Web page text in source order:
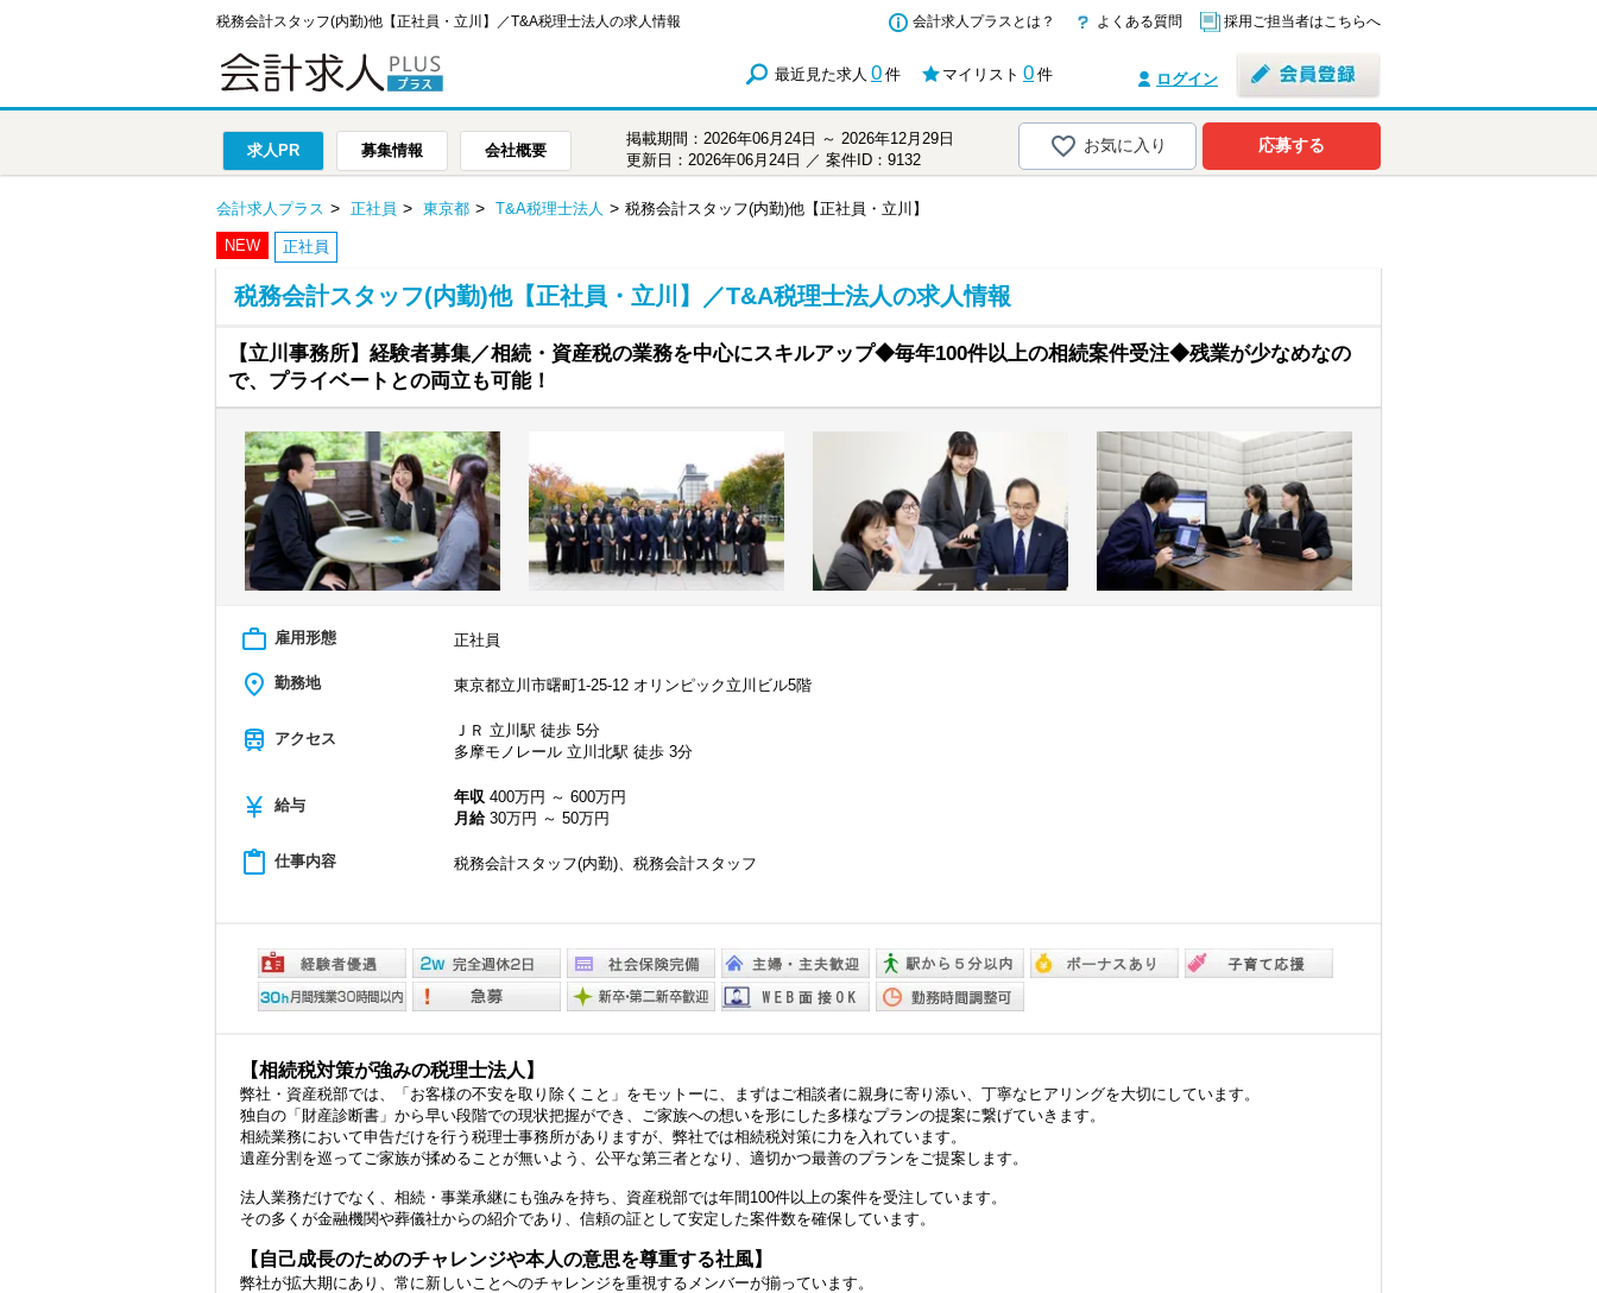
税務会計スタッフ(内勤)他【正社員・立川】／T&A税理士法人の求人情報 会計求人プラスとは？ よくある質問 採用ご担当者はこちらへ
最近見た求人 0 件 マイリスト 0 件 ログイン
求人PR 募集情報 会社概要
掲載期間：2026年06月24日 ～ 2026年12月29日
更新日：2026年06月24日 ／ 案件ID：9132
お気に入り 応募する
会計求人プラス 正社員 東京都 T&A税理士法人 税務会計スタッフ(内勤)他【正社員・立川】
NEW 正社員
税務会計スタッフ(内勤)他【正社員・立川】／T&A税理士法人の求人情報
【立川事務所】経験者募集／相続・資産税の業務を中心にスキルアップ◆毎年100件以上の相続案件受注◆残業が少なめなの
で、プライベートとの両立も可能！
work_outline 雇用形態 正社員
place 勤務地 東京都立川市曙町1-25-12 オリンピック立川ビル5階
train アクセス
ＪＲ 立川駅 徒歩 5分
多摩モノレール 立川北駅 徒歩 3分
currency_yen 給与 年収 400万円 ～ 600万円
月給30万円 ～ 50万円
content_paste 仕事内容 税務会計スタッフ(内勤)、税務会計スタッフ
【相続税対策が強みの税理士法人】
弊社・資産税部では、「お客様の不安を取り除くこと」をモットーに、まずはご相談者に親身に寄り添い、丁寧なヒアリングを大切にしています。
独自の「財産診断書」から早い段階での現状把握ができ、ご家族への想いを形にした多様なプランの提案に繋げていきます。
相続業務において申告だけを行う税理士事務所がありますが、弊社では相続税対策に力を入れています。
遺産分割を巡ってご家族が揉めることが無いよう、公平な第三者となり、適切かつ最善のプランをご提案します。
法人業務だけでなく、相続・事業承継にも強みを持ち、資産税部では年間100件以上の案件を受注しています。
その多くが金融機関や葬儀社からの紹介であり、信頼の証として安定した案件数を確保しています。
【自己成長のためのチャレンジや本人の意思を尊重する社風】
弊社が拡大期にあり、常に新しいことへのチャレンジを重視するメンバーが揃っています。